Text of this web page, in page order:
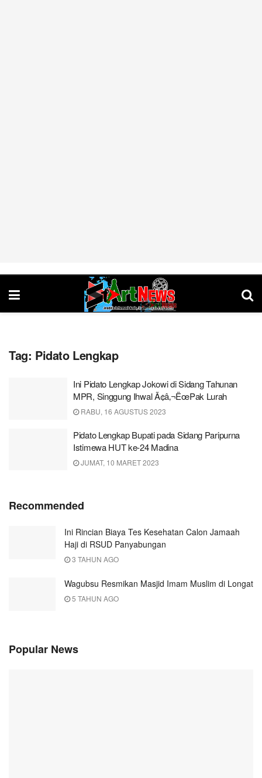
Tag: Pidato Lengkap
Ini Pidato Lengkap Jokowi di Sidang Tahunan
MPR, Singgung Ihwal Ã¢â‚¬ËœPak Lurah
RABU, 16 AGUSTUS 2023
Pidato Lengkap Bupati pada Sidang Paripurna
Istimewa HUT ke-24 Madina
JUMAT, 10 MARET 2023
Recommended
Ini Rincian Biaya Tes Kesehatan Calon Jamaah
Haji di RSUD Panyabungan
3 TAHUN AGO
Wagubsu Resmikan Masjid Imam Muslim di Longat
5 TAHUN AGO
Popular News